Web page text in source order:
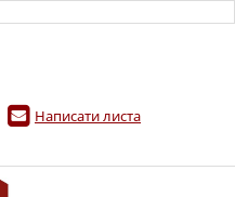
Написати листа